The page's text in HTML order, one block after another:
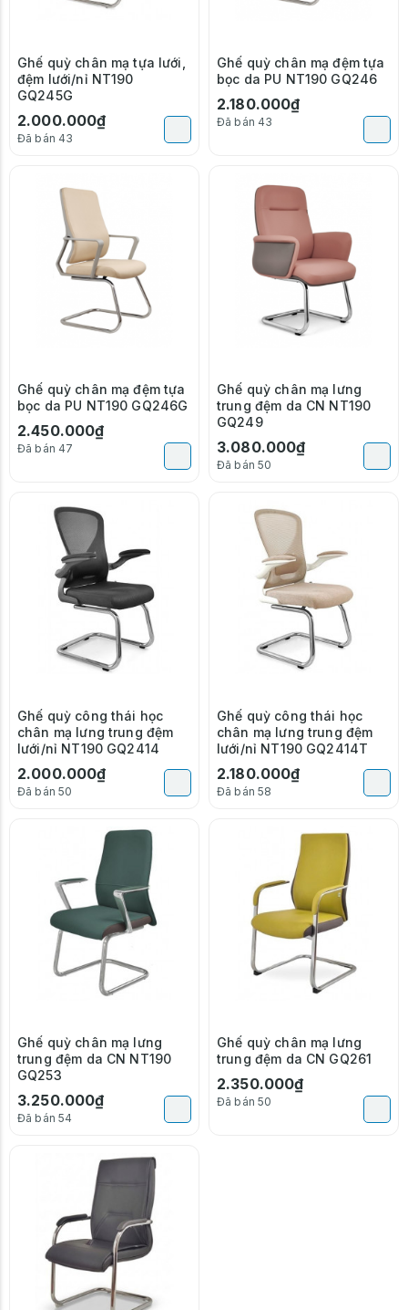
Ghế quỳ chân mạ tựa lưới,
đệm lưới/nỉ NT190
GQ245G
2.000.000₫
Đã bán 43
Ghế quỳ chân mạ đệm tựa
bọc da PU NT190 GQ246
2.180.000₫
Đã bán 43
Ghế quỳ chân mạ đệm tựa
bọc da PU NT190 GQ246G
2.450.000₫
Đã bán 47
Ghế quỳ chân mạ lưng
trung đệm da CN NT190
GQ249
3.080.000₫
Đã bán 50
Ghế quỳ công thái học
chân mạ lưng trung đệm
lưới/nỉ NT190 GQ2414
2.000.000₫
Đã bán 50
Ghế quỳ công thái học
chân mạ lưng trung đệm
lưới/nỉ NT190 GQ2414T
2.180.000₫
Đã bán 58
Ghế quỳ chân mạ lưng
trung đệm da CN NT190
GQ253
3.250.000₫
Đã bán 54
Ghế quỳ chân mạ lưng
trung đệm da CN GQ261
2.350.000₫
Đã bán 50